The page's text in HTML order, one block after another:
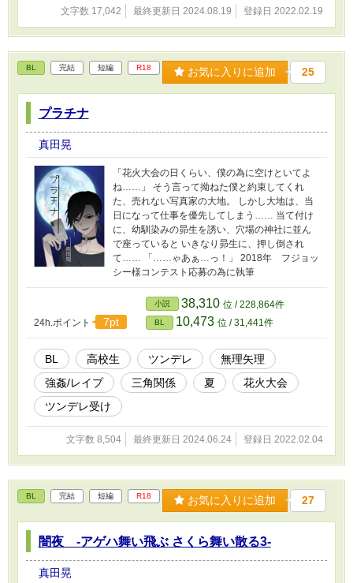
文字数 17,042 最終更新日 2024.08.19 登録日 2022.02.19
BL 完結 短編 R18 お気に入りに追加 25
プラチナ
真田晃
「花火大会の日くらい、僕の為に空けといてよ
ね……」 そう言って拗ねた僕と約束してくれ
た、売れない写真家の大地。 しかし大地は、当
日になって仕事を優先してしまう…… 当て付け
に、幼馴染みの昴生を誘い、穴場の神社に並ん
で座っていると いきなり昴生に、押し倒され
て…… 「……ゃあぁ…っ！」 2018年 フジョッ
シー様コンテスト応募の為に執筆
24h.ポイント 7pt
小説 38,310 位 / 228,864件
BL 10,473 位 / 31,441件
BL 高校生 ツンデレ
無理矢理
強姦/レイプ
三角関係 夏
花火大会
ツンデレ受け
文字数 8,504 最終更新日 2024.06.24 登録日 2022.02.04
BL 完結 短編 R18 お気に入りに追加 27
闇夜 -アゲハ舞い飛ぶ さくら舞い散る3-
真田晃